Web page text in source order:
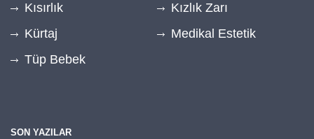
Kısırlık
Kızlık Zarı
Kürtaj
Medikal Estetik
Tüp Bebek
SON YAZILAR